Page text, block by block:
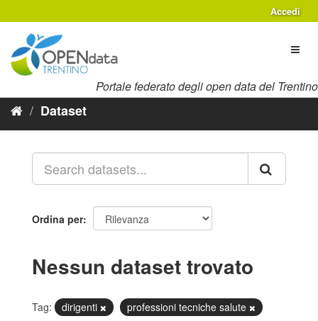
al
contenuto
Accedi
Portale federato degli open data del Trentino
Dataset
Ordina per
Nessun dataset trovato
Tag: dirigenti
professioni tecniche salute